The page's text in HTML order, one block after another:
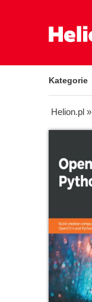
Kategorie
Helion.pl »